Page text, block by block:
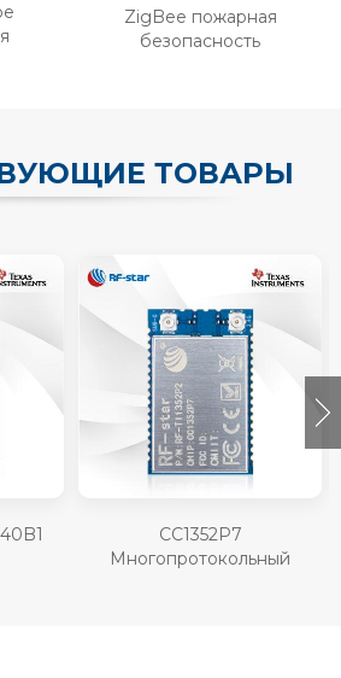
ZigBee пожарная
безопасность
ТОВАРЫ
CC1352P7
Многопротокольный